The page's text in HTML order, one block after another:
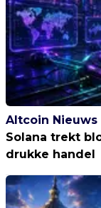
Altcoin Nieuws
Solana trekt
drukke handel